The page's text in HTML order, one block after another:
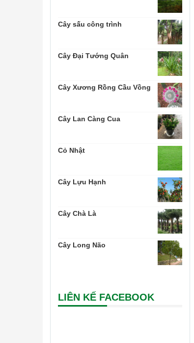
Cây sấu công trình
Cây Đại Tướng Quân
Cây Xương Rồng Cầu Vồng
Cây Lan Càng Cua
Cỏ Nhật
Cây Lựu Hạnh
Cây Chà Là
Cây Long Não
LIÊN KẾ FACEBOOK